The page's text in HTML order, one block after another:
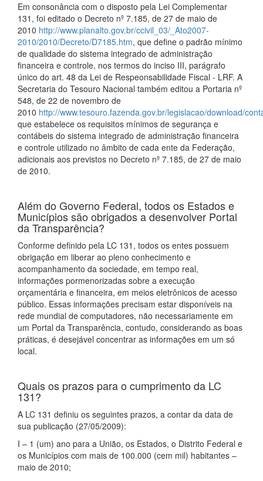
Em consonância com o disposto pela Lei Complementar
131, foi editado o Decreto nº 7.185, de 27 de maio de
2010 http://www.planalto.gov.br/ccivil_03/_Ato2007-
2010/2010/Decreto/D7185.htm, que define o padrão mínimo
de qualidade do sistema integrado de administração
financeira e controle, nos termos do inciso III, parágrafo
único do art. 48 da Lei de Respeonsabilidade Fiscal - LRF. A
Secretaria do Tesouro Nacional também editou a Portaria nº
548, de 22 de novembro de
2010 http://www.tesouro.fazenda.gov.br/legislacao/download/
que estabelece os requisitos mínimos de segurança e
contábeis do sistema integrado de administração financeira
e controle utilizado no âmbito de cada ente da Federação,
adicionais aos previstos no Decreto nº 7.185, de 27 de maio
de 2010.
Além do Governo Federal, todos os Estados e
Municípios são obrigados a desenvolver Portal
da Transparência?
Conforme definido pela LC 131, todos os entes possuem
obrigação em liberar ao pleno conhecimento e
acompanhamento da sociedade, em tempo real,
informações pormenorizadas sobre a execução
orçamentária e financeira, em meios eletrônicos de acesso
público. Essas informações precisam estar disponíveis na
rede mundial de computadores, não necessariamente em
um Portal da Transparência, contudo, considerando as boas
práticas, é desejável concentrar as informações em um só
local.
Quais os prazos para o cumprimento da LC
131?
A LC 131 definiu os seguintes prazos, a contar da data de
sua publicação (27/05/2009):
I – 1 (um) ano para a União, os Estados, o Distrito Federal e
os Municípios com mais de 100.000 (cem mil) habitantes –
maio de 2010;